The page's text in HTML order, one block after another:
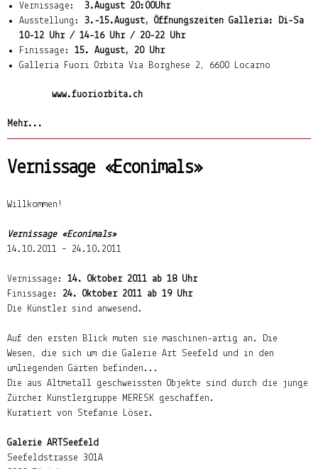
Vernissage: 3.August 20:00Uhr
Ausstellung: 3.-15.August, Öffnungszeiten Galleria: Di-Sa
10-12 Uhr / 14-16 Uhr / 20-22 Uhr
Finissage: 15. August, 20 Uhr
Galleria Fuori Orbita Via Borghese 2, 6600 Locarno
www.fuoriorbita.ch
Mehr...
Vernissage «Econimals»
Willkommen!
Vernissage «Econimals»
14.10.2011 – 24.10.2011
Vernissage: 14. Oktober 2011 ab 18 Uhr
Finissage: 24. Oktober 2011 ab 19 Uhr
Die Künstler sind anwesend.
Auf den ersten Blick muten sie maschinen-artig an. Die
Wesen, die sich um die Galerie Art Seefeld und in den
umliegenden Gärten befinden...
Die aus Altmetall geschweissten Objekte sind durch die junge
Zürcher Künstlergruppe MERESK geschaffen.
Kuratiert von Stefanie Löser.
Galerie ARTSeefeld
Seefeldstrasse 301A